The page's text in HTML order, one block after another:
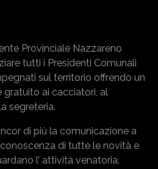
Provinciale Nazzareno
tutti i Presidenti Comunali
sul territorio offrendo un
gratuito ai cacciatori, al
segreteria.
di più la comunicazione a
di tutte le novità e
l’ attività venatoria.